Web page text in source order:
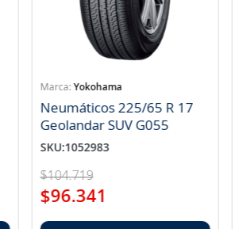
Yokohama
Neumáticos 225/65 R 17
Geolandar SUV G055
SKU:1052983
$104.719
$96.341